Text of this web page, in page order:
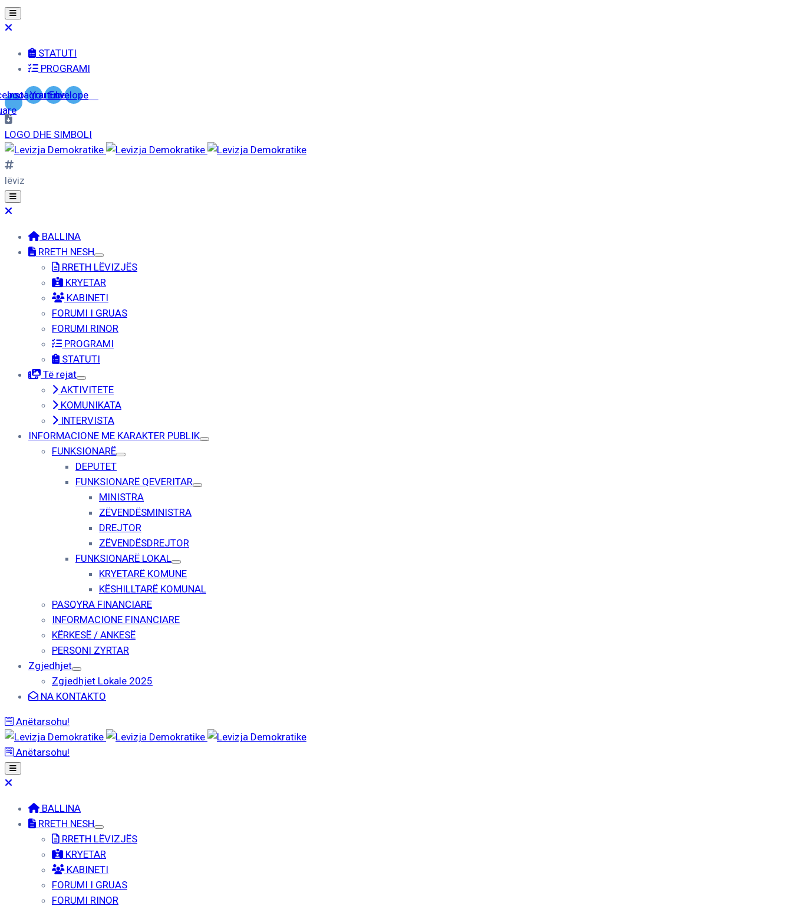
STATUTI
PROGRAMI
Instagram
YoutubeEnvelope
LOGO DHE SIMBOLI
lëviz
BALLINA
RRETH NESH
RRETH LËVIZJËS
KRYETAR
KABINETI
FORUMI I GRUAS
FORUMI RINOR
PROGRAMI
STATUTI
Të rejat
AKTIVITETE
KOMUNIKATA
INTERVISTA
INFORMACIONE ME KARAKTER PUBLIK
FUNKSIONARË
DEPUTET
FUNKSIONARË QEVERITAR
MINISTRA
ZËVENDËSMINISTRA
DREJTOR
ZËVENDËSDREJTOR
FUNKSIONARË LOKAL
KRYETARË KOMUNE
KËSHILLTARË KOMUNAL
PASQYRA FINANCIARE
INFORMACIONE FINANCIARE
KËRKESË / ANKESË
PERSONI ZYRTAR
Zgjedhjet
Zgjedhjet Lokale 2025
NA KONTAKTO
Anëtarsohu!
Anëtarsohu!
BALLINA
RRETH NESH
RRETH LËVIZJËS
KRYETAR
KABINETI
FORUMI I GRUAS
FORUMI RINOR